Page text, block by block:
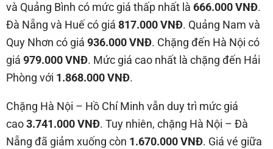
và Quảng Bình có mức giá thấp nhất là 666.000 VNĐ.
Đà Nẵng và Huế có giá 817.000 VNĐ. Quảng Nam và
Quy Nhơn có giá 936.000 VNĐ. Chặng đến Hà Nội có
giá 979.000 VNĐ. Mức giá cao nhất là chặng đến Hải
Phòng với 1.868.000 VNĐ.
Chặng Hà Nội – Hồ Chí Minh vẫn duy trì mức giá
cao3.741.000 VNĐ. Tuy nhiên, chặng Hà Nội – Đà
Nẵng đã giảm xuống còn 1.670.000 VNĐ. Giá vé giữa